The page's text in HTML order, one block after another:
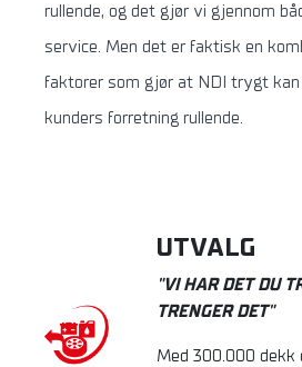
rullende, og det gjør vi gjennom
service. Men det er faktisk en
faktorer som gjør at NDI trygt
kunders forretning rullende.
UTVALG
"VI HAR DET DU
TRENGER DET"
Med 300.000 dekk